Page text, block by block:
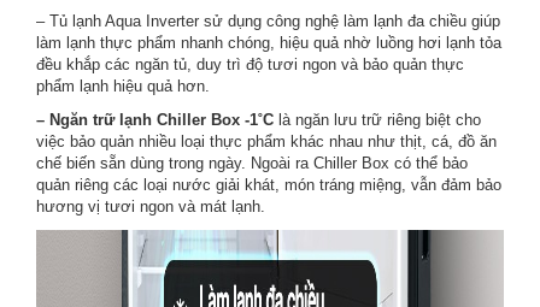
– Tủ lạnh Aqua Inverter sử dụng công nghệ làm lạnh đa chiều giúp
làm lạnh thực phẩm nhanh chóng, hiệu quả nhờ luồng hơi lạnh tỏa
đều khắp các ngăn tủ, duy trì độ tươi ngon và bảo quản thực
phẩm lạnh hiệu quả hơn.
– Ngăn trữ lạnh Chiller Box -1˚C là ngăn lưu trữ riêng biệt cho
việc bảo quản nhiều loại thực phẩm khác nhau như thịt, cá, đồ ăn
chế biến sẵn dùng trong ngày. Ngoài ra Chiller Box có thể bảo
quản riêng các loại nước giải khát, món tráng miệng, vẫn đảm bảo
hương vị tươi ngon và mát lạnh.